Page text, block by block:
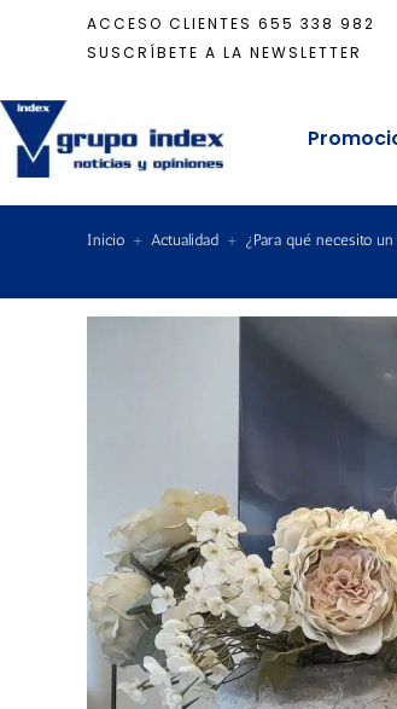
ACCESO CLIENTES 655 338 982
SUSCRÍBETE A LA NEWSLETTER
Inicio + Actualidad + ¿Para qué necesito